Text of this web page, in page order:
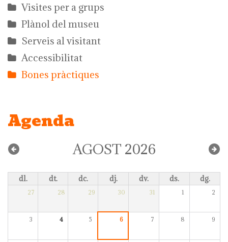
Visites per a grups
Plànol del museu
Serveis al visitant
Accessibilitat
Bones pràctiques
Agenda
AGOST 2026
dl. dt. dc. dj. dv. ds. dg.
27 28 29 30 31 1 2
3 4 5 6 7 8 9